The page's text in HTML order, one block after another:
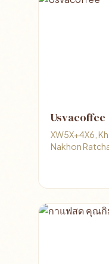
Usvacoffee
XW5X+4X6,
Nakhon